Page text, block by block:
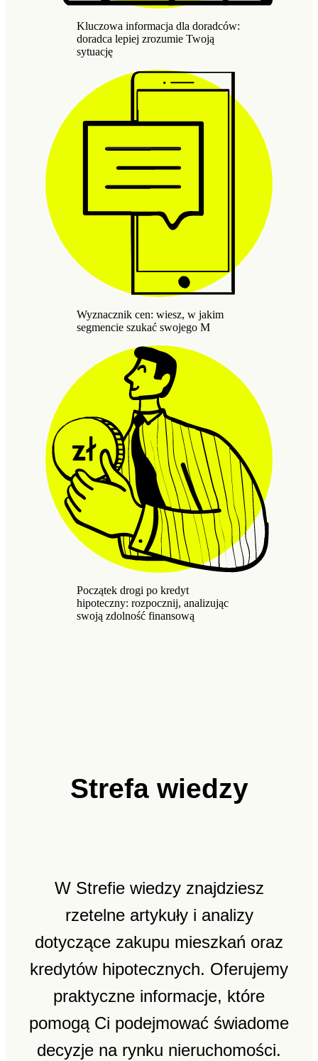
Kluczowa informacja dla doradców:
doradca lepiej zrozumie Twoją
sytuację
Wyznacznik cen: wiesz, w jakim
segmencie szukać swojego M
Początek drogi po kredyt
hipoteczny: rozpocznij, analizując
swoją zdolność finansową
Strefa wiedzy
W Strefie wiedzy znajdziesz
rzetelne artykuły i analizy
dotyczące zakupu mieszkań oraz
kredytów hipotecznych. Oferujemy
praktyczne informacje, które
pomogą Ci podejmować świadome
decyzje na rynku nieruchomości.